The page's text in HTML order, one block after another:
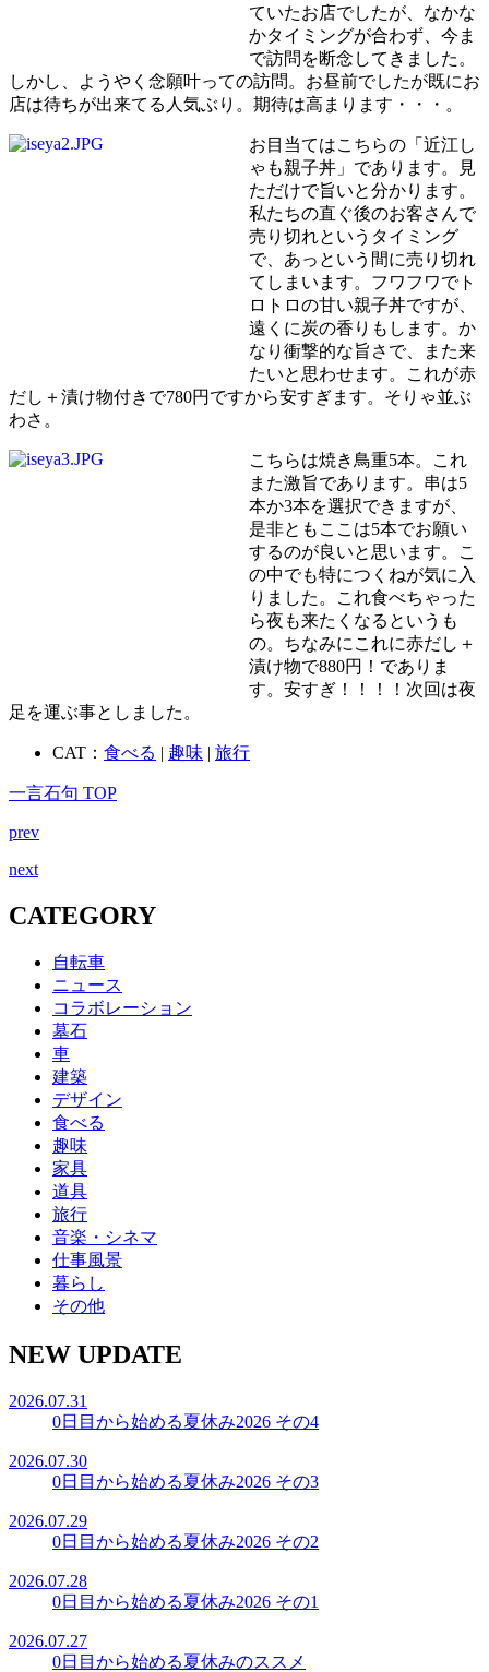
ていたお店でしたが、なかな
かタイミングが合わず、今ま
で訪問を断念してきました。
しかし、ようやく念願叶っての訪問。お昼前でしたが既にお
店は待ちが出来てる人気ぶり。期待は高まります・・・。
お目当てはこちらの「近江し
ゃも親子丼」であります。見
ただけで旨いと分かります。
私たちの直ぐ後のお客さんで
売り切れというタイミング
で、あっという間に売り切れ
てしまいます。フワフワでト
ロトロの甘い親子丼ですが、
遠くに炭の香りもします。か
なり衝撃的な旨さで、また来
たいと思わせます。これが赤
だし＋漬け物付きで780円ですから安すぎます。そりゃ並ぶ
わさ。
こちらは焼き鳥重5本。これ
また激旨であります。串は5
本か3本を選択できますが、
是非ともここは5本でお願い
するのが良いと思います。こ
の中でも特につくねが気に入
りました。これ食べちゃった
ら夜も来たくなるというも
の。ちなみにこれに赤だし＋
漬け物で880円！でありま
す。安すぎ！！！！次回は夜
足を運ぶ事としました。
CAT： 食べる | 趣味 | 旅行
一言石句 TOP
prev
next
CATEGORY
自転車
ニュース
コラボレーション
墓石
車
建築
デザイン
食べる
趣味
家具
道具
旅行
音楽・シネマ
仕事風景
暮らし
その他
NEW UPDATE
2026.07.31
0日目から始める夏休み2026 その4
2026.07.30
0日目から始める夏休み2026 その3
2026.07.29
0日目から始める夏休み2026 その2
2026.07.28
0日目から始める夏休み2026 その1
2026.07.27
0日目から始める夏休みのススメ